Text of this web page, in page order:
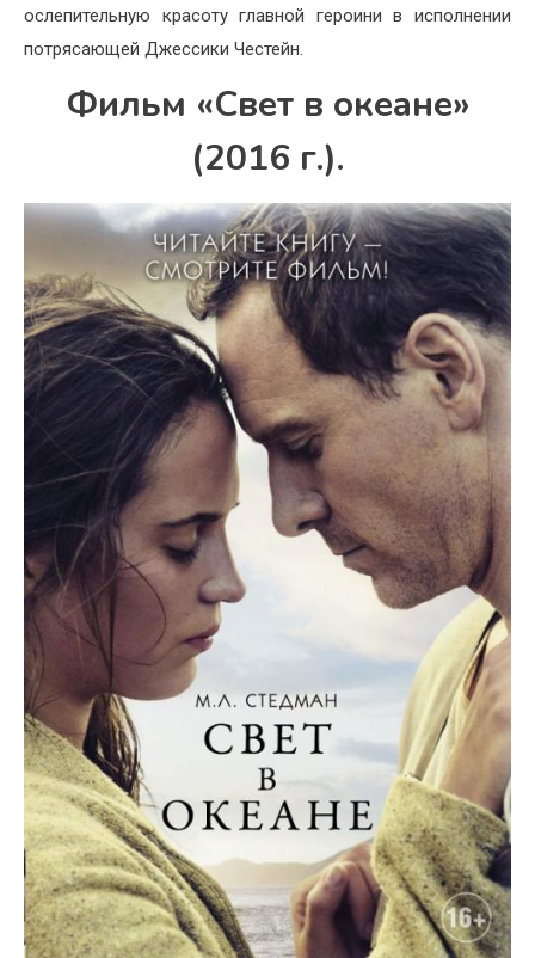
ослепительную красоту главной героини в исполнении
потрясающей Джессики Честейн.
Фильм «Свет в океане»
(2016 г.).